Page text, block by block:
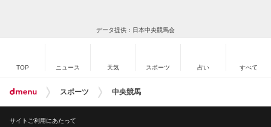
データ提供：日本中央競馬会
TOP ニュース 天気 スポーツ 占い すべて
スポーツ 中央競馬
サイトご利用にあたって